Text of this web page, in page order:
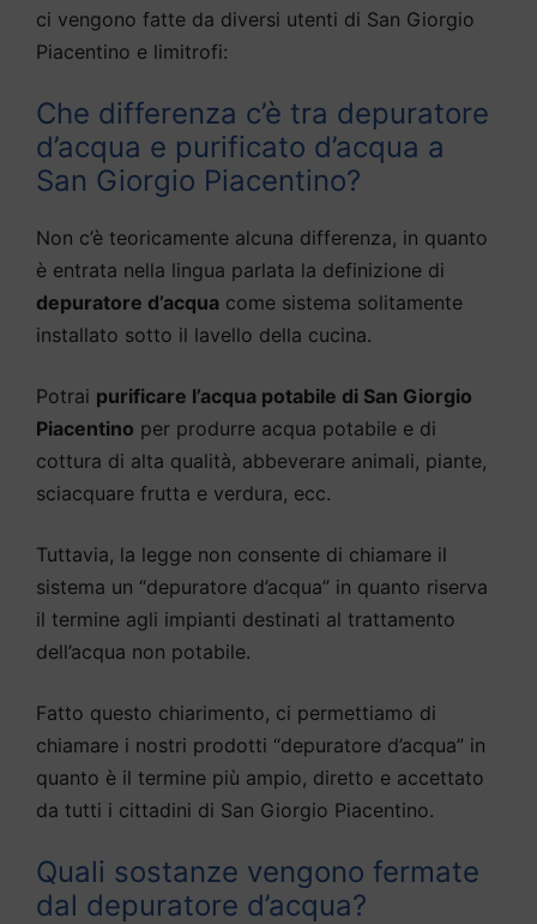
ci vengono fatte da diversi utenti di San Giorgio
Piacentino e limitrofi:
Che differenza c’è tra depuratore
d’acqua e purificato d’acqua a
San Giorgio Piacentino?
Non c’è teoricamente alcuna differenza, in quanto
è entrata nella lingua parlata la definizione di
depuratore d’acqua come sistema solitamente
installato sotto il lavello della cucina.
Potrai purificare l’acqua potabile di San Giorgio
Piacentino per produrre acqua potabile e di
cottura di alta qualità, abbeverare animali, piante,
sciacquare frutta e verdura, ecc.
Tuttavia, la legge non consente di chiamare il
sistema un “depuratore d’acqua” in quanto riserva
il termine agli impianti destinati al trattamento
dell’acqua non potabile.
Fatto questo chiarimento, ci permettiamo di
chiamare i nostri prodotti “depuratore d’acqua” in
quanto è il termine più ampio, diretto e accettato
da tutti i cittadini di San Giorgio Piacentino.
Quali sostanze vengono fermate
dal depuratore d’acqua?